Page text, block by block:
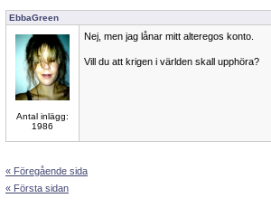
EbbaGreen
Antal inlägg:
1986
Nej, men jag lånar mitt alteregos konto.
Vill du att krigen i världen skall upphöra?
« Föregående sida
« Första sidan